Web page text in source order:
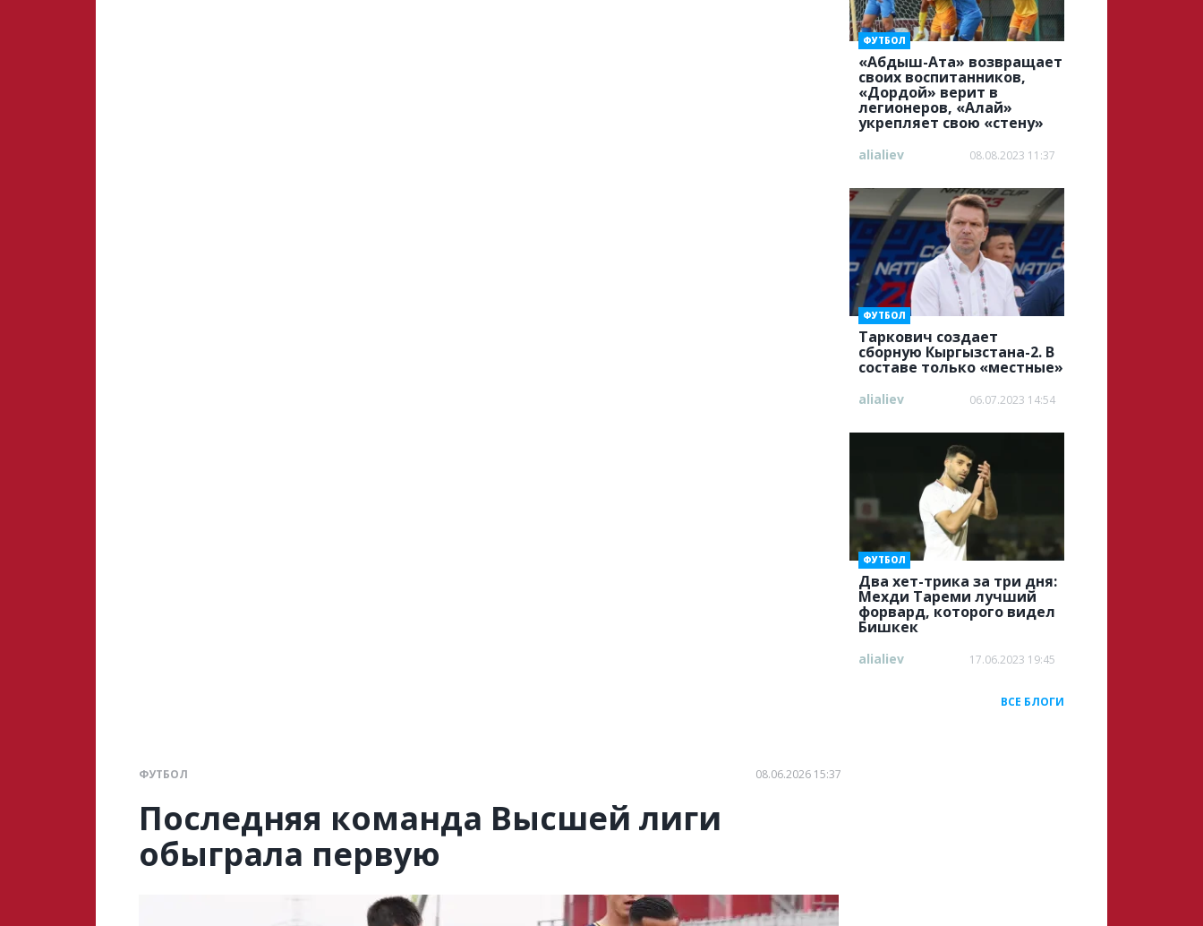
«Абдыш-Ата» возвращает
своих воспитанников,
«Дордой» верит в
легионеров, «Алай»
укрепляет свою «стену»
ФУТБОЛ
alialiev 08.08.2023 11:37
Таркович создает
сборную Кыргызстана-2. В
составе только «местные»
ФУТБОЛ
alialiev 06.07.2023 14:54
Два хет-трика за три дня:
Мехди Тареми лучший
форвард, которого видел
Бишкек
ФУТБОЛ
alialiev 17.06.2023 19:45
ВСЕ БЛОГИ
ФУТБОЛ 08.06.2026 15:37
Последняя команда Высшей лиги
обыграла первую